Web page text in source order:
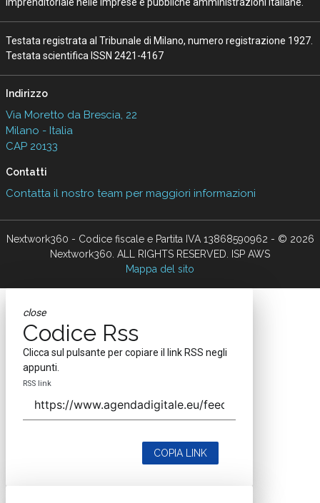
Testata registrata al Tribunale di Milano, numero registrazione 1927.
Testata scientifica ISSN 2421-4167
Indirizzo
Via Moretto da Brescia, 22
Milano - Italia
CAP 20133
Contatti
Contatta il nostro team per maggiori informazioni
Nextwork360 - Codice fiscale e Partita IVA 13868590962 - © 2026
Nextwork360. ALL RIGHTS RESERVED. ISP AWS
Mappa del sito
close
Codice Rss
Clicca sul pulsante per copiare il link RSS negli
appunti.
RSS link
COPIA LINK